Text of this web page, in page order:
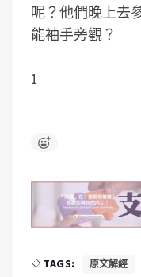
呢？他們晚上去
能袖手旁觀？
1
TAGS: 原文解經